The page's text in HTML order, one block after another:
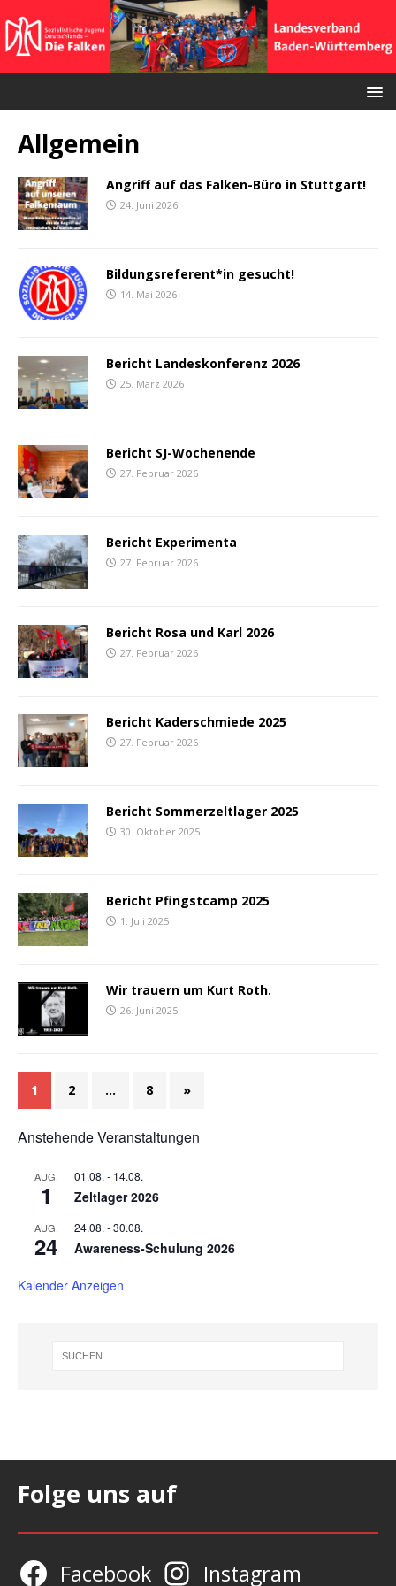
Allgemein
Angriff auf das Falken-Büro in Stuttgart!
24. Juni 2026
Bildungsreferent*in gesucht!
14. Mai 2026
Bericht Landeskonferenz 2026
25. März 2026
Bericht SJ-Wochenende
27. Februar 2026
Bericht Experimenta
27. Februar 2026
Bericht Rosa und Karl 2026
27. Februar 2026
Bericht Kaderschmiede 2025
27. Februar 2026
Bericht Sommerzeltlager 2025
30. Oktober 2025
Bericht Pfingstcamp 2025
1. Juli 2025
Wir trauern um Kurt Roth.
26. Juni 2025
1 2 … 8 »
Anstehende Veranstaltungen
AUG.
1
01.08. - 14.08.
Zeltlager 2026
AUG.
24
24.08. -30.08.
Awareness-Schulung 2026
Kalender Anzeigen
Folge uns auf
Facebook Instagram